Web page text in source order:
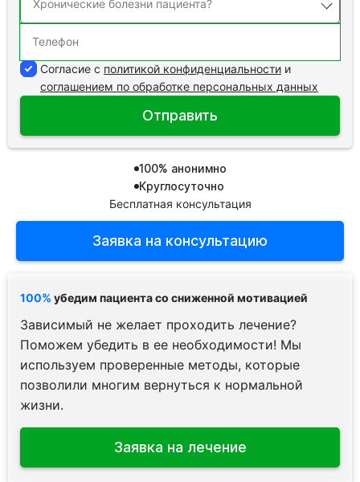
Согласие с политикой конфиденциальности и
соглашением по обработке персональных данных
Отправить
100% анонимно
Круглосуточно
Бесплатная консультация
Заявка на консультацию
100% убедим пациента со сниженной мотивацией
Зависимый не желает проходить лечение?
Поможем убедить в ее необходимости! Мы
используем проверенные методы, которые
позволили многим вернуться к нормальной
жизни.
Заявка на лечение